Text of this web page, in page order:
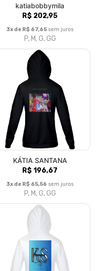
katiabobbymila
R$ 202,95
3x de R$ 67,65 sem juros
P, M, G, GG
KÁTIA SANTANA
R$ 196,67
3x de R$ 65,56 sem juros
P, M, G, GG